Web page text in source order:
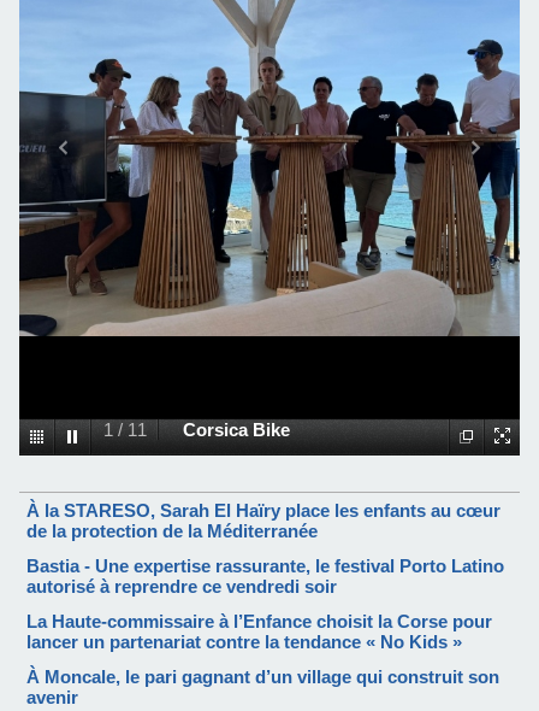
1 / 11 Corsica Bike
À la STARESO, Sarah El Haïry place les enfants au cœur
de la protection de la Méditerranée
Bastia - Une expertise rassurante, le festival Porto Latino
autorisé à reprendre ce vendredi soir
La Haute-commissaire à l’Enfance choisit la Corse pour
lancer un partenariat contre la tendance « No Kids »
À Moncale, le pari gagnant d’un village qui construit son
avenir